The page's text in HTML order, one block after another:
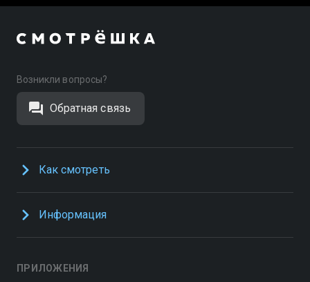
Возникли вопросы?
Обратная связь
Как смотреть
Информация
ПРИЛОЖЕНИЯ